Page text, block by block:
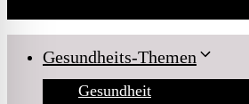
Gesundheits-Themen
Gesundheit